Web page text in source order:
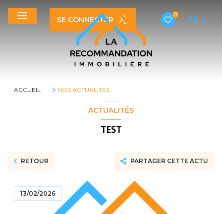
SE CONNECTER
0
FR
ACCUEIL NOS ACTUALITES
ACTUALITÉS
TEST
RETOUR PARTAGER CETTE ACTU
13/02/2026